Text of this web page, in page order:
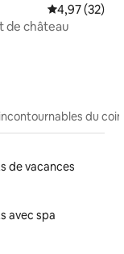
Note
4,97 (32)
de château
du coin
de vacances
avec spa